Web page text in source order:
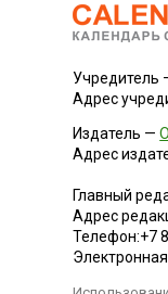
Учредитель
Адрес
Издатель —
Адрес
Главный
Адрес
Телефон:+7